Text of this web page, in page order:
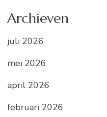
Archieven
juli 2026
mei 2026
april 2026
februari 2026